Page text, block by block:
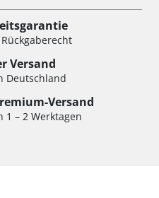
Versand
Deutschland
Versand
1 – 2 Werktagen